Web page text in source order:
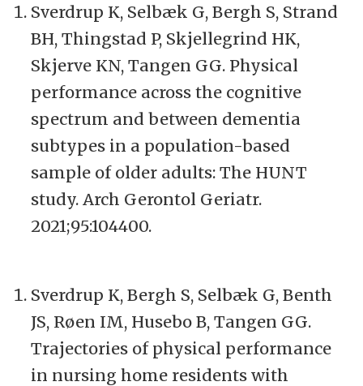
Sverdrup K, Selbæk G, Bergh S, Strand
BH, Thingstad P, Skjellegrind HK,
Skjerve KN, Tangen GG. Physical
performance across the cognitive
spectrum and between dementia
subtypes in a population-based
sample of older adults: The HUNT
study. Arch Gerontol Geriatr.
2021;95:104400.
Sverdrup K, Bergh S, Selbæk G, Benth
JS, Røen IM, HuseboB, Tangen GG.
Trajectories of physical performance
in nursing home residents with